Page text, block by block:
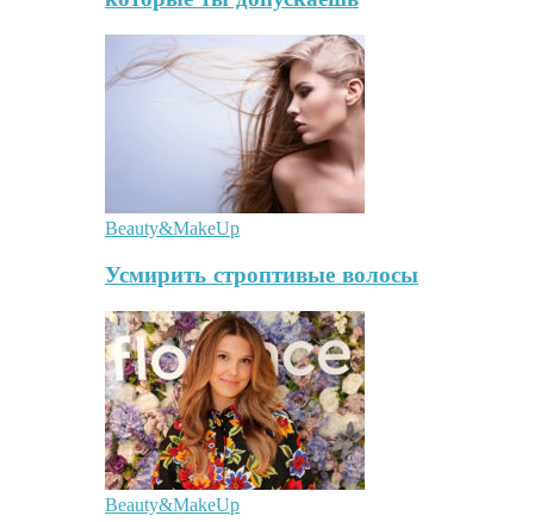
Beauty&MakeUp
Усмирить строптивые волосы
Beauty&MakeUp